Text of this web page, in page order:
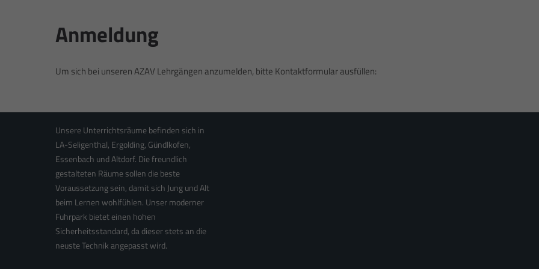
Anmeldung
Um sich bei unseren AZAV Lehrgängen anzumelden, bitte Kontaktformular ausfüllen:
und Stephan Puscher, sowie die gesamte
Belegschaft sind seit mehreren Jahren ein
auch gewährleisten, dass bei Urlaub,
Unsere Unterrichtsräume befinden sich in
LA-Seligenthal, Ergolding, Gündlkofen,
Essenbach und Altdorf. Die freundlich
gestalteten Räume sollen die beste
Voraussetzung sein, damit sich Jung und Alt
beim Lernen wohlfühlen. Unser moderner
Fuhrpark bietet einen hohen
Sicherheitsstandard, da dieser stets an die
neuste Technik angepasst wird.
0871 / 9 74 94 50